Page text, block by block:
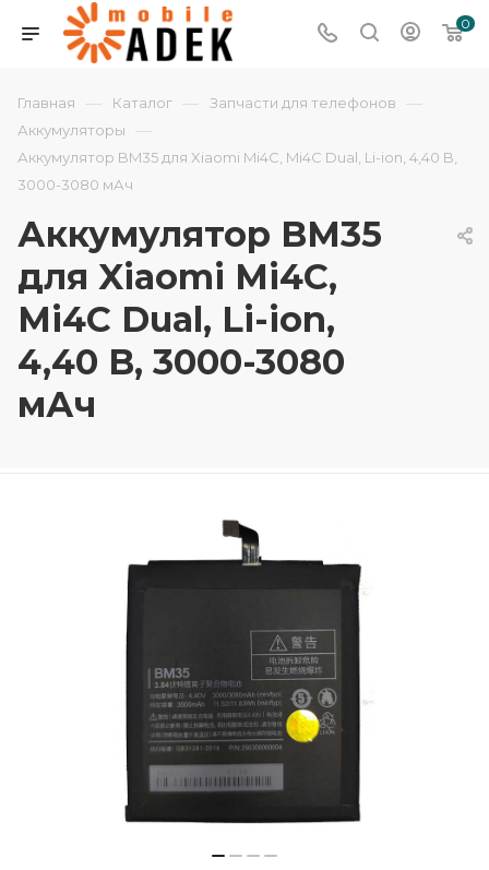
0
Главная — Каталог — Запчасти для телефонов —
Аккумуляторы —
Аккумулятор BM35 для Xiaomi Mi4C, Mi4C Dual, Li-ion, 4,40 B,
3000-3080 мАч
Аккумулятор BM35
для Xiaomi Mi4C,
Mi4C Dual, Li-ion,
4,40 B, 3000-3080
мАч